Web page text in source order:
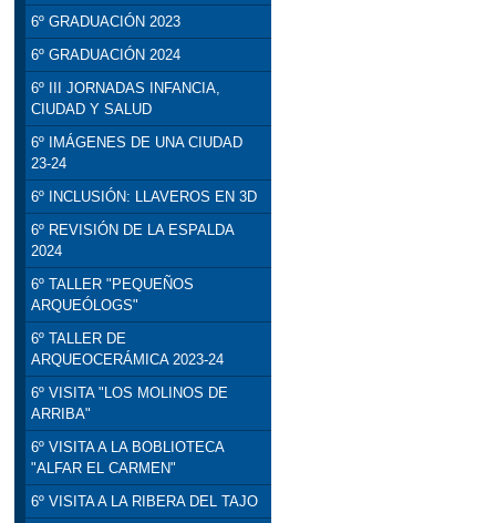
6º GRADUACIÓN 2023
6º GRADUACIÓN 2024
6º III JORNADAS INFANCIA,
CIUDAD Y SALUD
6º IMÁGENES DE UNA CIUDAD
23-24
6º INCLUSIÓN: LLAVEROS EN 3D
6º REVISIÓN DE LA ESPALDA
2024
6º TALLER "PEQUEÑOS
ARQUEÓLOGS"
6º TALLER DE
ARQUEOCERÁMICA 2023-24
6º VISITA "LOS MOLINOS DE
ARRIBA"
6º VISITA A LA BOBLIOTECA
"ALFAR EL CARMEN"
6º VISITA A LA RIBERA DEL TAJO